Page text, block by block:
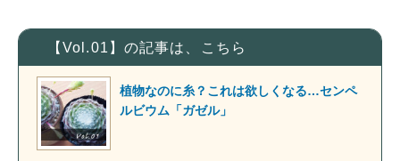
【Vol.01】の記事は、こちら
植物なのに糸？これは欲しくなる…センペ
ルビウム「ガゼル」